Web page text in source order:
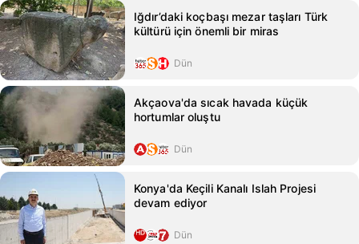
Iğdır’daki koçbaşı mezar taşları Türk
kültürü için önemli bir miras
Dün
Akçaova'da sıcak havada küçük
hortumlar oluştu
Dün
Konya'da Keçili Kanalı Islah Projesi
devam ediyor
Dün